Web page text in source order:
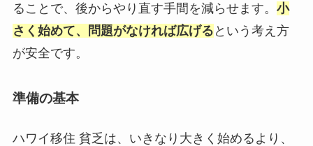
ることで、後からやり直す手間を減らせます。 小
さく始めて、問題がなければ広げる という考え方
が安全です。
準備の基本
ハワイ移住 貧乏は、いきなり大きく始めるより、